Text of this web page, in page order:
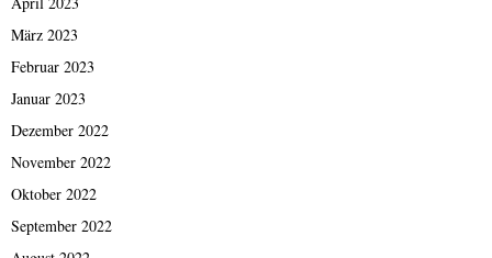
März 2023
Februar 2023
Januar 2023
Dezember 2022
November 2022
Oktober 2022
September 2022